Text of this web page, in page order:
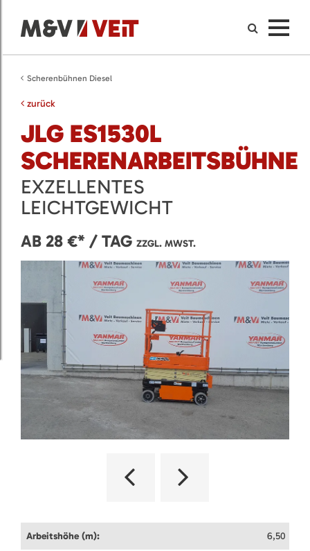
Scherenbühnen Diesel
zurück
JLG ES1530L
SCHERENARBEITSBÜHNE
EXZELLENTES
LEICHTGEWICHT
AB 28 €* / TAG ZZGL. MWST.
Arbeitshöhe (m): 6,50